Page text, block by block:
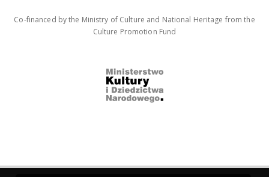
Co-financed by the Ministry of Culture and National Heritage from the
Culture Promotion Fund